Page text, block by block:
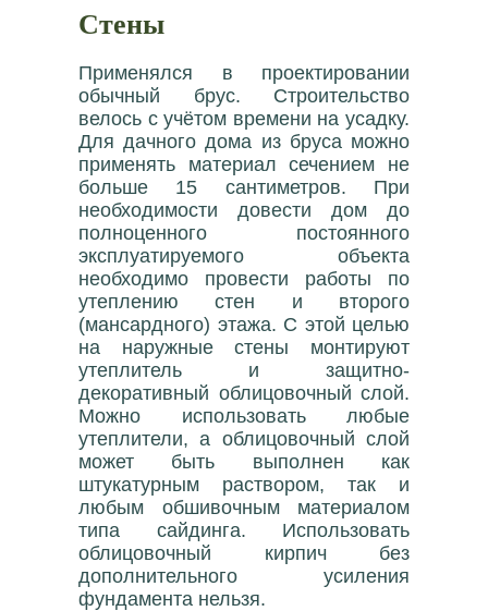
Стены
Применялся в проектировании
обычный брус. Строительство
велось с учётом времени на усадку.
Для дачного дома из бруса можно
применять материал сечением не
больше 15 сантиметров. При
необходимости довести дом до
полноценного постоянного
эксплуатируемого объекта
необходимо провести работы по
утеплению стен и второго
(мансардного) этажа. С этой целью
на наружные стены монтируют
утеплитель и защитно-
декоративный облицовочный слой.
Можно использовать любые
утеплители, а облицовочный слой
может быть выполнен как
штукатурным раствором, так и
любым обшивочным материалом
типа сайдинга. Использовать
облицовочный кирпич без
дополнительного усиления
фундамента нельзя.